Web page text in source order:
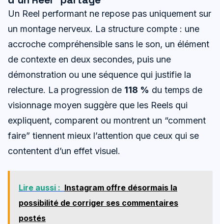
Un Reel performant ne repose pas uniquement sur
un montage nerveux. La structure compte : une
accroche compréhensible sans le son, un élément
de contexte en deux secondes, puis une
démonstration ou une séquence qui justifie la
relecture. La progression de 118 % du temps de
visionnage moyen suggère que les Reels qui
expliquent, comparent ou montrent un “comment
faire” tiennent mieux l’attention que ceux qui se
contentent d’un effet visuel.
Lire aussi : Instagram offre désormais la
possibilité de corriger ses commentaires
postés